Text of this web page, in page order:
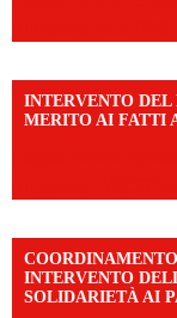
INTERVENTO DEL
MERITO AI FATTI
INTERVENTO
SOLIDARIETÀ AI